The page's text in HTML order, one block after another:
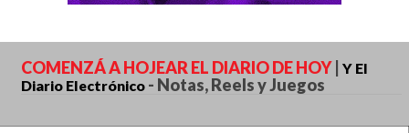
COMENZÁ A HOJEAR EL DIARIO DE HOY Y El
Diario Electrónico - Notas, Reels y Juegos